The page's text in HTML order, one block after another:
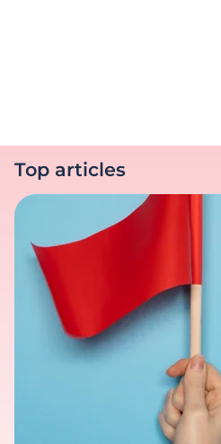
Top articles